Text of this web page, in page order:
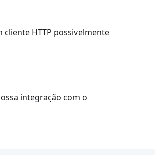
HTTP possivelmente
integração com o